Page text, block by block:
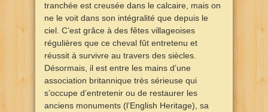
tranchée est creusée dans le calcaire, mais on
ne le voit dans son intégralité que depuis le
ciel. C’est grâce à des fêtes villageoises
régulières que ce cheval fût entretenu et
réussit à survivre au travers des siècles.
Désormais, il est entre les mains d’une
association britannique très sérieuse qui
s’occupe d’entretenir ou de restaurer les
anciens monuments (l’English Heritage), sa